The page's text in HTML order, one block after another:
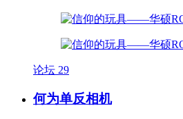
论坛 29
何为单反相机